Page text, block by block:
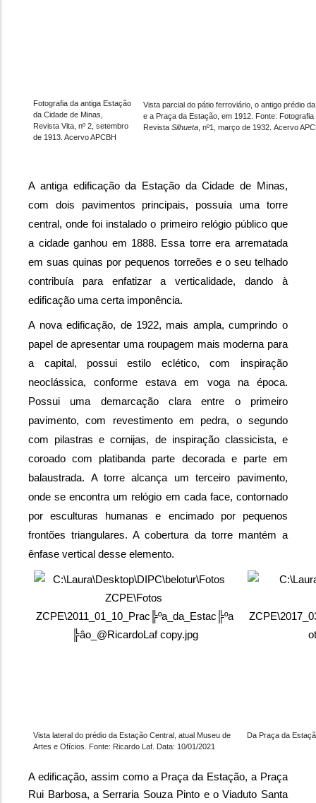
Fotografia da antiga Estação
da Cidade de Minas,
Revista Vita, nº 2, setembro
de 1913. Acervo APCBH
Vista parcial do pátio ferroviário, o antigo prédio
e a Praça da Estação, em 1912. Fonte:
Revista Silhueta , nº1, março de 1932. Acervo
A antiga edificação da Estação da Cidade de Minas,
com dois pavimentos principais, possuía uma torre
central, onde foi instalado o primeiro relógio público que
a cidade ganhou em 1888. Essa torre era arrematada
em suas quinas por pequenos torreões e o seu telhado
contribuía para enfatizar a verticalidade, dando à
edificação uma certa imponência.
A nova edificação, de 1922, mais ampla, cumprindo o
papel de apresentar uma roupagem mais moderna para
a capital, possui estilo eclético, com inspiração
neoclássica, conforme estava em voga na época.
Possui uma demarcação clara entre o primeiro
pavimento, com revestimento em pedra, o segundo
com pilastras e cornijas, de inspiração classicista, e
coroado com platibanda parte decorada e parte em
balaustrada. A torre alcança um terceiro pavimento,
onde se encontra um relógio em cada face, contornado
por esculturas humanas e encimado por pequenos
frontões triangulares. A cobertura da torre mantém a
ênfase vertical desse elemento.
Vista lateral do prédio da Estação Central, atual Museu de
Artes e Ofícios. Fonte: Ricardo Laf. Data: 10/01/2021
Da Praça da
A edificação, assim como a Praça da Estação, a Praça
Rui Barbosa, a Serraria Souza Pinto e o Viaduto Santa